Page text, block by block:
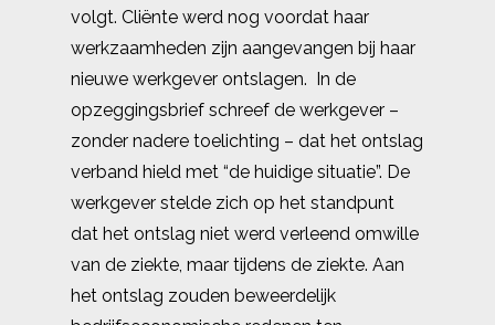
volgt. Cliënte werd nog voordat haar
werkzaamheden zijn aangevangen bij haar
nieuwe werkgever ontslagen. In de
opzeggingsbrief schreef de werkgever –
zonder nadere toelichting – dat het ontslag
verband hield met “de huidige situatie”. De
werkgever stelde zich op het standpunt
dat het ontslag niet werd verleend omwille
van de ziekte, maar tijdens de ziekte. Aan
het ontslag zouden beweerdelijk